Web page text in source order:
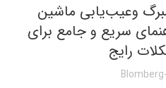
وعیب‌یابی ماشین
سریع و جامع برای
رایج